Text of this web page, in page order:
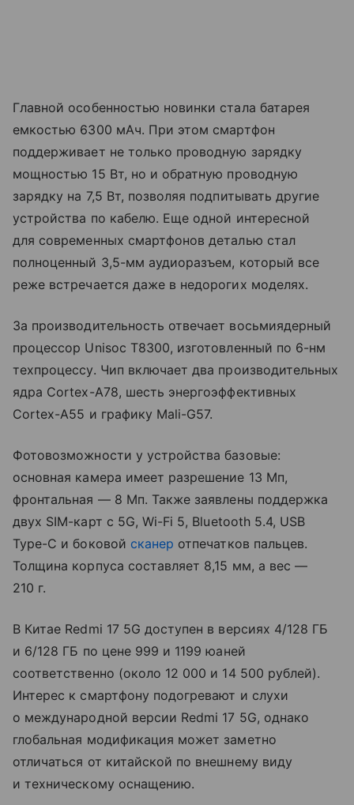
Главной особенностью новинки стала батарея
емкостью 6300 мАч. При этом смартфон
поддерживает не только проводную зарядку
мощностью 15 Вт, но и обратную проводную
зарядку на 7,5 Вт, позволяя подпитывать другие
устройства по кабелю. Еще одной интересной
для современных смартфонов деталью стал
полноценный 3,5-мм аудиоразъем, который все
реже встречается даже в недорогих моделях.
За производительность отвечает восьмиядерный
процессор Unisoc T8300, изготовленный по 6-нм
техпроцессу. Чип включает два производительных
ядра Cortex-A78, шесть энергоэффективных
Cortex-A55 и графику Mali-G57.
Фотовозможности у устройства базовые:
основная камера имеет разрешение 13 Мп,
фронтальная — 8 Мп. Также заявлены поддержка
двух SIM-карт с 5G, Wi-Fi 5, Bluetooth 5.4, USB
Type-C и боковой сканер отпечатков пальцев.
Толщина корпуса составляет 8,15 мм, а вес —
210 г.
В Китае Redmi 17 5G доступен в версиях 4/128 ГБ
и 6/128 ГБ по цене 999 и 1199 юаней
соответственно (около 12 000 и 14 500 рублей).
Интерес к смартфону подогревают и слухи
о международной версии Redmi 17 5G, однако
глобальная модификация может заметно
отличаться от китайской по внешнему виду
и техническому оснащению.